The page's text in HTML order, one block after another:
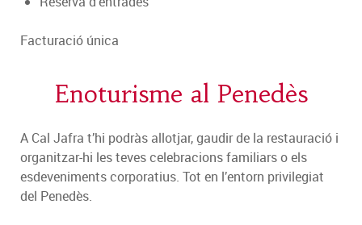
Facturació única
Enoturisme al Penedès
A Cal Jafra t’hi podràs allotjar, gaudir de la restauració i
organitzar-hi les teves celebracions familiars o els
esdeveniments corporatius. Tot en l’entorn privilegiat
del Penedès.